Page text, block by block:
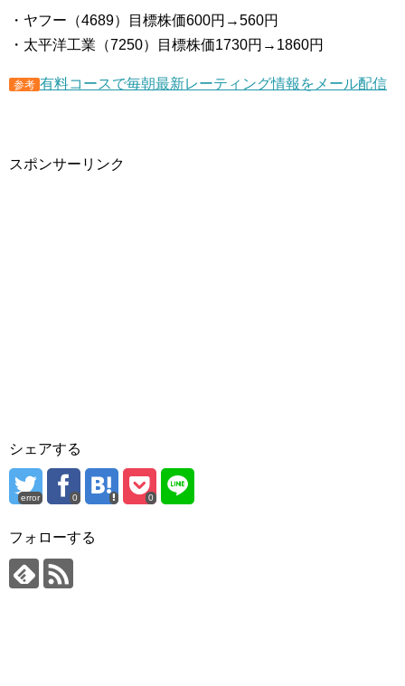
・ヤフー（4689）目標株価600円→560円
・太平洋工業（7250）目標株価1730円→1860円
参考 有料コースで毎朝最新レーティング情報をメール配信
スポンサーリンク
シェアする
error 0 0
フォローする